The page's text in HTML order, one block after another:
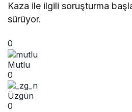
Kaza ile ilgili soruşturma
sürüyor.
0
Mutlu
0
Üzgün
0